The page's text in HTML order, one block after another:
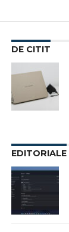
DE CITIT
EDITORIALE